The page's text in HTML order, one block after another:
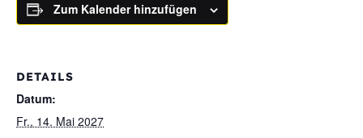
Zum Kalender hinzufügen
DETAILS
Datum:
Fr., 14. Mai 2027